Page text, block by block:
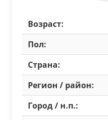
Возраст:
Пол:
Страна:
Регион / район:
Город / н.п.: